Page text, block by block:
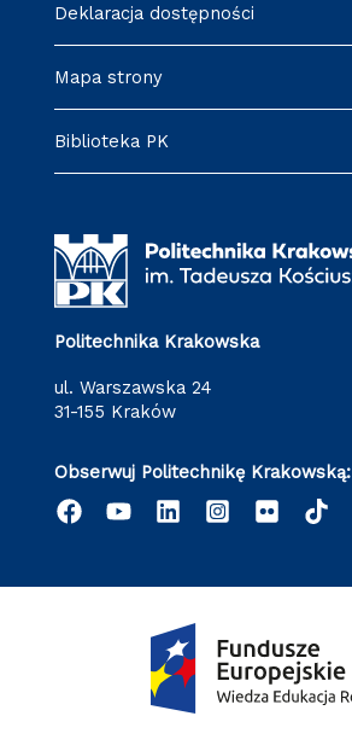
Deklaracja dostępności
Mapa strony
Biblioteka PK
Politechnika Krakowska
ul. Warszawska 24
31-155 Kraków
Obserwuj Politechnikę Krakowską: